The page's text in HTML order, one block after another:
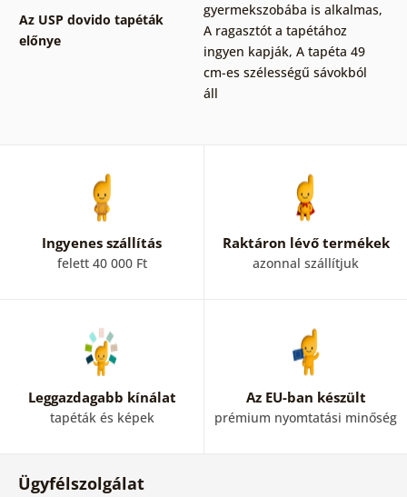
Az USP dovido tapéták
előnye
gyermekszobába is alkalmas,
A ragasztót a tapétához
ingyen kapják, A tapéta 49
cm-es szélességű sávokból
áll
Ingyenes szállítás
felett 40 000 Ft
Raktáron lévő termékek
azonnal szállítjuk
Leggazdagabb kínálat
tapéták és képek
Az EU-ban készült
prémium nyomtatási minőség
Ügyfélszolgálat